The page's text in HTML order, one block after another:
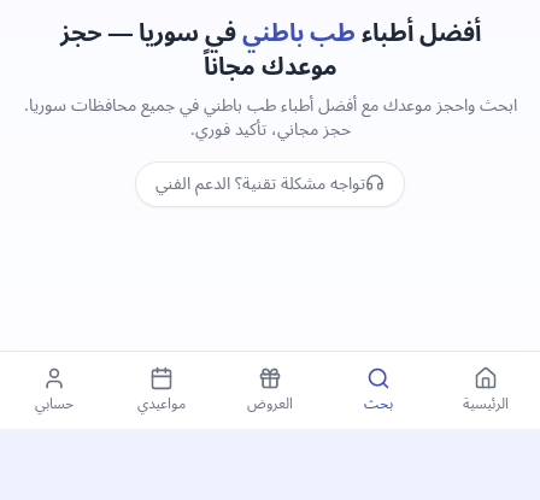
أفضل أطباءطب باطنيفي سوريا — حجز
موعدك مجاناً
ابحث واحجز موعدك مع أفضل أطباء طب باطني في جميع محافظات سوريا.
حجز مجاني، تأكيد فوري.
تواجه مشكلة تقنية؟ الدعم الفني
الرئيسية بحث العروض مواعيدي حسابي